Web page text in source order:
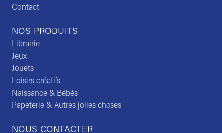
NOS PRODUITS
Librairie
Jeux
Jouets
Loisirs créatifs
Naissance & Bébés
Papeterie & Autres jolies choses
NOUS CONTACTER
Contact